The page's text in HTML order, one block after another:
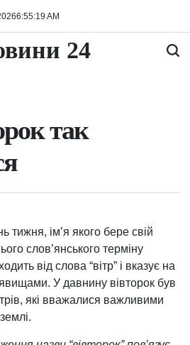
6:55:20 AM
24
так
тижня, ім’я якого бере свій
слов’янського терміну
від слова “вітр” і вказує на
У давнину вівторок був
які вважалися важливими